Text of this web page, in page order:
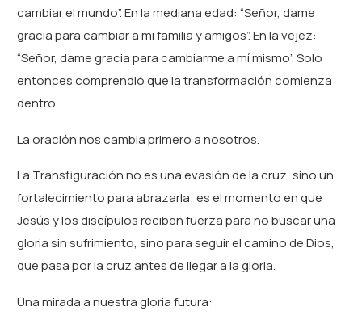
cambiar el mundo”. En la mediana edad: “Señor, dame
gracia para cambiar a mi familia y amigos”. En la vejez:
“Señor, dame gracia para cambiarme a mí mismo”. Solo
entonces comprendió que la transformación comienza
dentro.
La oración nos cambia primero a nosotros.
La Transfiguración no es una evasión de la cruz, sino un
fortalecimiento para abrazarla; es el momento en que
Jesús y los discípulos reciben fuerza para no buscar una
gloria sin sufrimiento, sino para seguir el camino de Dios,
que pasa por la cruz antes de llegar a la gloria.
Una mirada a nuestra gloria futura: